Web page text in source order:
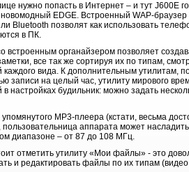
нужно попасть в Интернет – и тут J600E
EDGE. Встроенный WAP-
Bluetooth позволят как использовать
в ПК.
встроенным органайзером позволяет
все так же сортируя их по типам,
каждого вида. К дополнительным утилитам,
записи на целый час, утилиту мирового
в настройках будильник: можно задать
МР3-плеера (кстати, весьма
аппарата может
диапазоне – от 87 до 108 МГц.
отметить утилиту «Мои файлы» - это
и редактировать файлы по их типам